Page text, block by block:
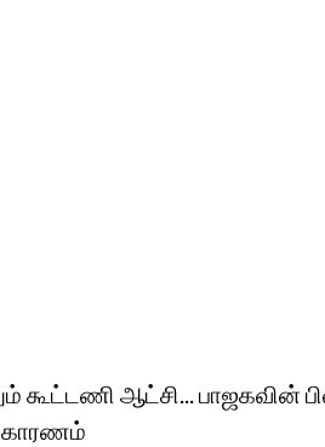
கூட்டணி ஆட்சி... பாஜகவின்
காரணம்